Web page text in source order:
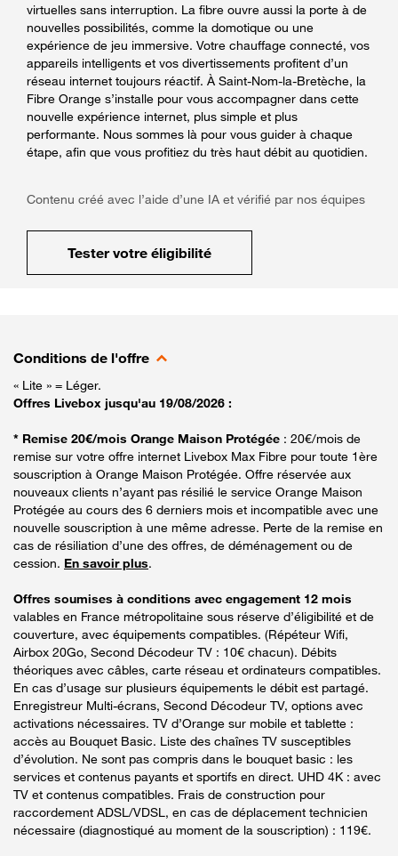
virtuelles sans interruption. La fibre ouvre aussi la porte à de
nouvelles possibilités, comme la domotique ou une
expérience de jeu immersive. Votre chauffage connecté, vos
appareils intelligents et vos divertissements profitent d’un
réseau internet toujours réactif. À Saint-Nom-la-Bretèche, la
Fibre Orange s’installe pour vous accompagner dans cette
nouvelle expérience internet, plus simple et plus
performante. Nous sommes là pour vous guider à chaque
étape, afin que vous profitiez du très haut débit au quotidien.
Contenu créé avec l’aide d’une IA et vérifié par nos équipes
Tester votre éligibilité
Conditions de l'offre
« Lite » = Léger.
Offres Livebox jusqu'au 19/08/2026 :
* Remise 20€/mois Orange Maison Protégée : 20€/mois de
remise sur votre offre internet Livebox Max Fibre pour toute 1ère
souscription à Orange Maison Protégée. Offre réservée aux
nouveaux clients n’ayant pas résilié le service Orange Maison
Protégée au cours des 6 derniers mois et incompatible avec une
nouvelle souscription à une même adresse. Perte de la remise en
cas de résiliation d’une des offres, de déménagement ou de
cession. En savoir plus.
Offres soumises à conditions avec engagement 12 mois
valables en France métropolitaine sous réserve d’éligibilité et de
couverture, avec équipements compatibles. (Répéteur Wifi,
Airbox 20Go, Second Décodeur TV : 10€ chacun). Débits
théoriques avec câbles, carte réseau et ordinateurs compatibles.
En cas d’usage sur plusieurs équipements le débit est partagé.
Enregistreur Multi-écrans, Second Décodeur TV, options avec
activations nécessaires. TV d’Orange sur mobile et tablette :
accès au Bouquet Basic. Liste des chaînes TV susceptibles
d’évolution. Ne sont pas compris dans le bouquet basic : les
services et contenus payants et sportifs en direct. UHD 4K : avec
TV et contenus compatibles. Frais de construction pour
raccordement ADSL/VDSL, en cas de déplacement technicien
nécessaire (diagnostiqué au moment de la souscription) : 119€.